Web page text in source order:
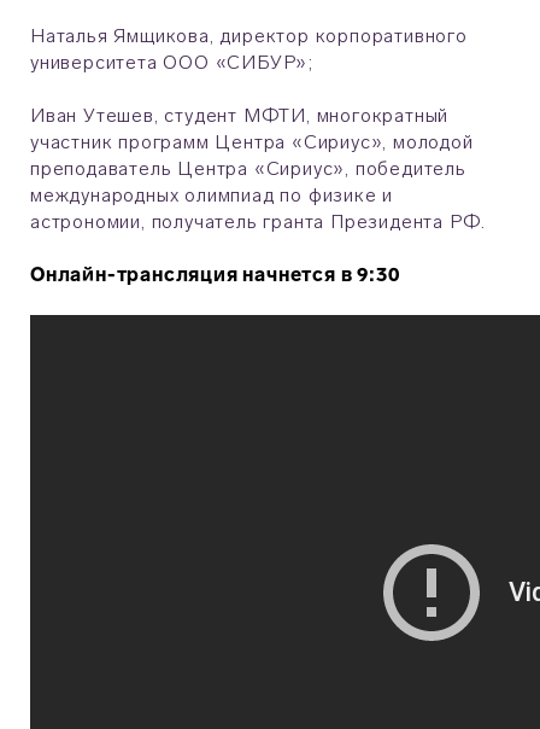
Наталья Ямщикова, директор корпоративного
университета ООО «СИБУР»;
Иван Утешев, студент МФТИ, многократный
участник программ Центра «Сириус», молодой
преподаватель Центра «Сириус», победитель
международных олимпиад по физике и
астрономии, получатель гранта Президента РФ.
Онлайн-трансляция начнется в 9:30